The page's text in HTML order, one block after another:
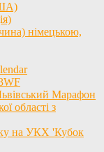
німецькою,
Марафон
області з
на УКХ 'Кубок